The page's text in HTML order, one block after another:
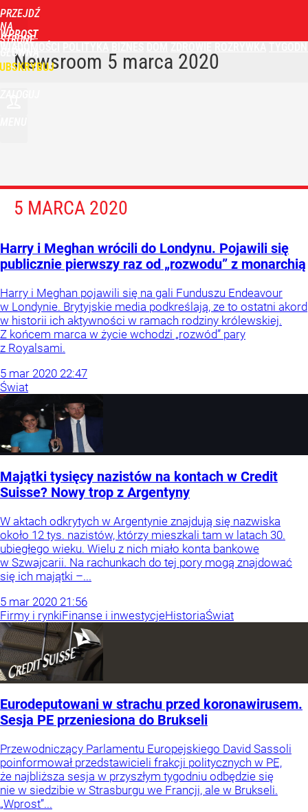
PRZEJDŹ
NA
STRONĘ
GŁÓWNĄ
WPROST
Newsroom 5 marca 2020
5 MARCA 2020
Harry i Meghan wrócili do Londynu. Pojawili się
publicznie pierwszy raz od „rozwodu” z monarchią
Harry i Meghan pojawili się na gali Funduszu Endeavour
w Londynie. Brytyjskie media podkreślają, ze to ostatni akord
w historii ich aktywności w ramach rodziny królewskiej.
Z końcem marca w życie wchodzi „rozwód” pary
z Royalsami.
5 mar 2020 22:47
Świat
Majątki tysięcy nazistów na kontach w Credit
Suisse? Nowy trop z Argentyny
W aktach odkrytych w Argentynie znajdują się nazwiska
około 12 tys. nazistów, którzy mieszkali tam w latach 30.
ubiegłego wieku. Wielu z nich miało konta bankowe
w Szwajcarii. Na rachunkach do tej pory mogą znajdować
się ich majątki –...
5 mar 2020 21:56
Firmy i rynkiFinanse i inwestycjeHistoriaŚwiat
Eurodeputowani w strachu przed koronawirusem.
Sesja PE przeniesiona do Brukseli
Przewodniczący Parlamentu Europejskiego David Sassoli
poinformował przedstawicieli frakcji politycznych w PE,
że najbliższa sesja w przyszłym tygodniu odbędzie się
nie w siedzibie w Strasburgu we Francji, ale w Brukseli.
„Wprost”...